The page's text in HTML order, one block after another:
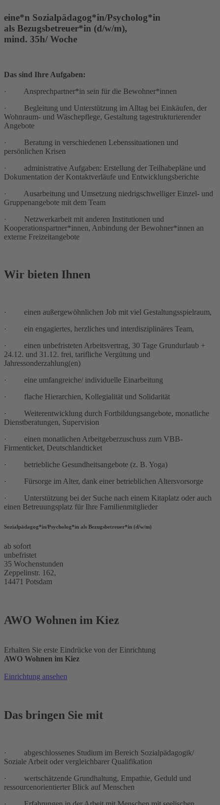
eine*n Sozialpädagog*in/Psycholog*in
als Bezugsbetreuer*in (d/w/m),
mind. 35h/ Woche
Das sind Ihre Aufgaben:
· Ansprechpartner*in sein für die Bewohner*innen
· Begleitung und Unterstützung im Alltag bei Einkäufen, der
Wohnraum- und Wäschepflege, Gestaltung tagestrukturierender
Angebote
· Beratung in verschiedenen Lebenssituationen und
persönlichen Krisen
· administrative Aufgaben: Erstellung der Teilhabepläne und
Dokumentation der Kontaktverläufe und Entwicklungsberichte
· Ausarbeitung und Umsetzung niedrigschwelliger Einzel- und
Gruppenangebote mit dem Team
· Netzwerkarbeit mit anderen Institutionen und
Kooperationspartner*innen, Anbindung der Bewohner*innen an
externe Freizeitangebote
Wir bieten Ihnen
· einen außergewöhnlichen Job mit viel Gestaltungsspielraum,
· ein engagiertes, herzliches und interdisziplinäres Team,
· einen unbefristeten Arbeitsvertrag, 30 Tage Grundurlaub +
24.12. und 31.12. frei, tarifliche Vergütung und
Jahressonderzahlung(en)
· eine umfangreiche/ individuelle Einarbeitung
· flache Hierarchien, Kollegialität und Solidarität
· Weiterentwicklung durch Fortbildungsangebote, monatliche
Dienstberatungen, Supervision
· einen monatlichen Arbeitgeberzuschuss zum VBB-
Firmenticket, Deutschlandticket
· betriebliche Gesundheitsangebote (z. B. Yoga)
· Fürsorge im Alter, dank einer betrieblichen Altersvorsorge
· Unterstützung bei der Suche nach einem Kitaplatz oder auch
einen Betreuungsplatz für Ihre Familienmitglieder
Sozialpädagog*in/Psycholog*in als Bezugsbetreuer*in (d/w/m)
ab sofort
unbefristet
35 Wochenstunden
Zeppelinstr. 162,
14471 Potsdam
AWO Wohnen im Kiez
Erhalten Sie erste Eindrücke von der Einrichtung
AWO Wohnen im Kiez
Einrichtung ansehen
Das bringen Sie mit
· abgeschlossenes Studium im Bereich Sozialpädagogik/
Soziale Arbeit oder vergleichbarer Qualifikation
· wertschätzende Grundhaltung, Empathie, Geduld und
ressourcenorientierter Blick auf Menschen